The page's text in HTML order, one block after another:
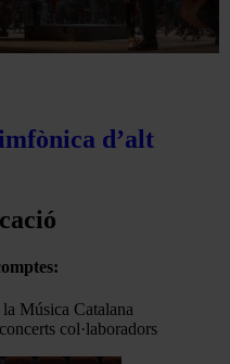
d’alt
Música Catalana
col·laboradors